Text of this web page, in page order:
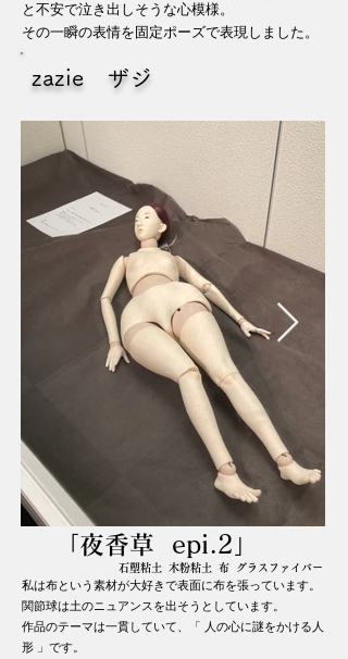
と不安で泣き出しそうな心模様。
その一瞬の表情を固定ポーズで表現しました。
zazie ザジ
「夜香草 epi.2」
石塑粘土 木粉粘土 布 グラスファイバー
私は布という素材が大好きで表面に布を張っています。
関節球は土のニュアンスを出そうとしています。
作品のテーマは一貫していて、「 人の心に謎をかける人
形 」です。